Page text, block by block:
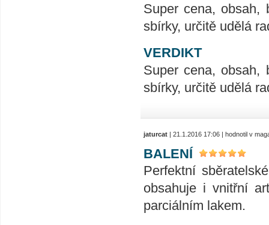
Super cena, obsah,
sbírky, určitě udělá
VERDIKT
Super cena, obsah,
sbírky, určitě udělá
jaturcat | 21.1.2016 17:06 | hodnotil v
BALENÍ
Perfektní
obsahuje i vnitřní
parciálním lakem.